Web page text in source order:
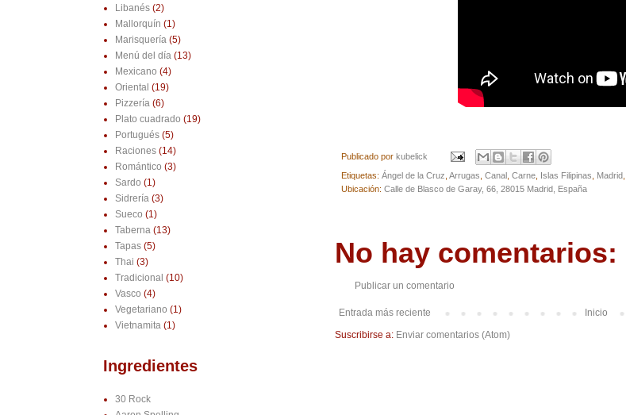
Publicado por kubelick
Etiquetas: Ángel de la Cruz Arrugas Canal, Carne, Islas Filipinas Madrid,
Ubicación: Calle de Blasco de Garay, 66, 28015 Madrid, España
No hay comentarios:
Publicar un comentario
Entrada más reciente
Inicio
Suscribirse a: Enviar comentarios (Atom)
Libanés (2)
Mallorquín (1)
Marisquería (5)
Menú del día (13)
Mexicano (4)
Oriental (19)
Pizzería (6)
Plato cuadrado (19)
Portugués (5)
Raciones (14)
Romántico (3)
Sardo (1)
Sidrería (3)
Sueco (1)
Taberna (13)
Tapas (5)
Thai (3)
Tradicional (10)
Vasco (4)
Vegetariano (1)
Vietnamita (1)
Ingredientes
30 Rock